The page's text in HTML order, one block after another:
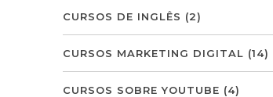
CURSOS DE INGLÊS (2)
CURSOS MARKETING DIGITAL (14)
CURSOS SOBRE YOUTUBE (4)